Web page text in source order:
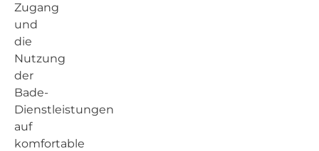
Zugang
und
die
Nutzung
der
Bade-
Dienstleistungen
auf
komfortable